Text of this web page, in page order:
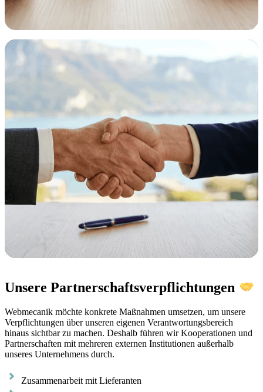
Unsere Partnerschaftsverpflichtungen
Webmecanik möchte konkrete Maßnahmen umsetzen, um unsere
Verpflichtungen über unseren eigenen Verantwortungsbereich
hinaus sichtbar zu machen. Deshalb führen wir Kooperationen und
Partnerschaften mit mehreren externen Institutionen außerhalb
unseres Unternehmens durch.
Zusammenarbeit mit Lieferanten